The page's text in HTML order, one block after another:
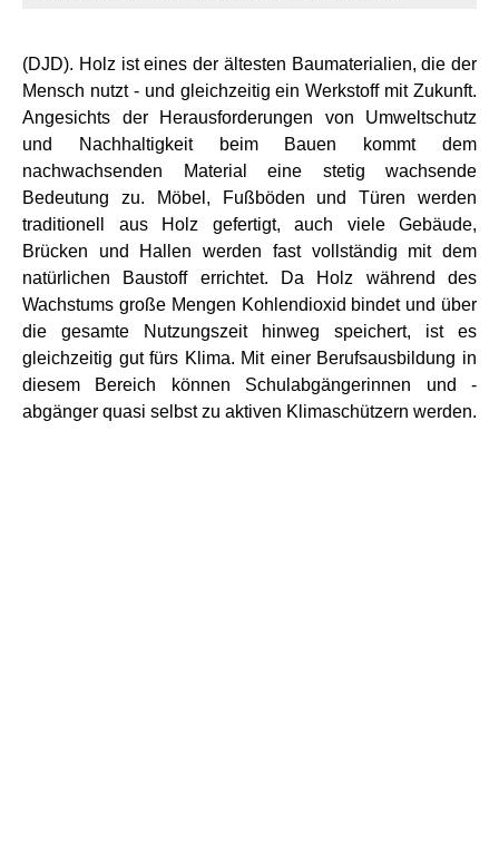
(DJD). Holz ist eines der ältesten Baumaterialien, die der
Mensch nutzt - und gleichzeitig ein Werkstoff mit Zukunft.
Angesichts der Herausforderungen von Umweltschutz
und Nachhaltigkeit beim Bauen kommt dem
nachwachsenden Material eine stetig wachsende
Bedeutung zu. Möbel, Fußböden und Türen werden
traditionell aus Holz gefertigt, auch viele Gebäude,
Brücken und Hallen werden fast vollständig mit dem
natürlichen Baustoff errichtet. Da Holz während des
Wachstums große Mengen Kohlendioxid bindet und über
die gesamte Nutzungszeit hinweg speichert, ist es
gleichzeitig gut fürs Klima. Mit einer Berufsausbildung in
diesem Bereich können Schulabgängerinnen und -
abgänger quasi selbst zu aktiven Klimaschützern werden.